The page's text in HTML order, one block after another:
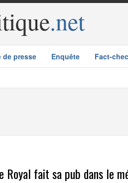
.net
de presse Enquête Fact-
Royal fait sa pub dans le